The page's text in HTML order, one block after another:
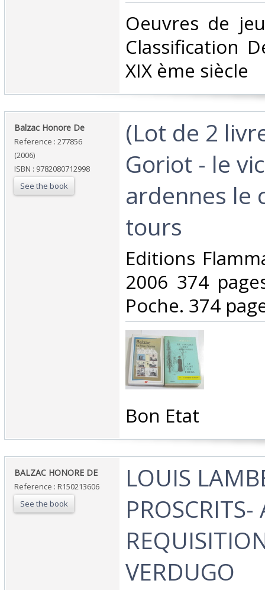
‎Oeuvres de
Classification
XIX ème siècle‎
‎Balzac Honore De‎
Reference : 277856
(2006)
ISBN : 9782080712998
See the book
‎(Lot de 2
Goriot - le
ardennes le
tours‎
‎Editions
2006 374
Poche. 374
‎Bon Etat‎
‎BALZAC HONORE DE‎
Reference : R150213606
See the book
‎LOUIS
VERDUGO‎